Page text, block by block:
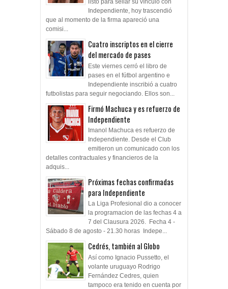
listo para sellar su vínculo con
Independiente, hoy trascendió
que al momento de la firma apareció una
comisi...
Cuatro inscriptos en el cierre
del mercado de pases
Este viernes cerró el libro de
pases en el fútbol argentino e
Independiente inscribió a cuatro
futbolistas para seguir negociando. Ellos son...
Firmó Machuca y es refuerzo de
Independiente
Imanol Machuca es refuerzo de
Independiente. Desde el Club
emitieron un comunicado con los
detalles contractuales y financieros de la
adquis...
Próximas fechas confirmadas
para Independiente
La Liga Profesional dio a conocer
la programacion de las fechas 4 a
7 del Clausura 2026. Fecha 4 -
Sábado 8 de agosto - 21.30 horas Indepe...
Cedrés, también al Globo
Así como Ignacio Pussetto, el
volante uruguayo Rodrigo
Fernández Cedres, quien
tampoco era tenido en cuenta por